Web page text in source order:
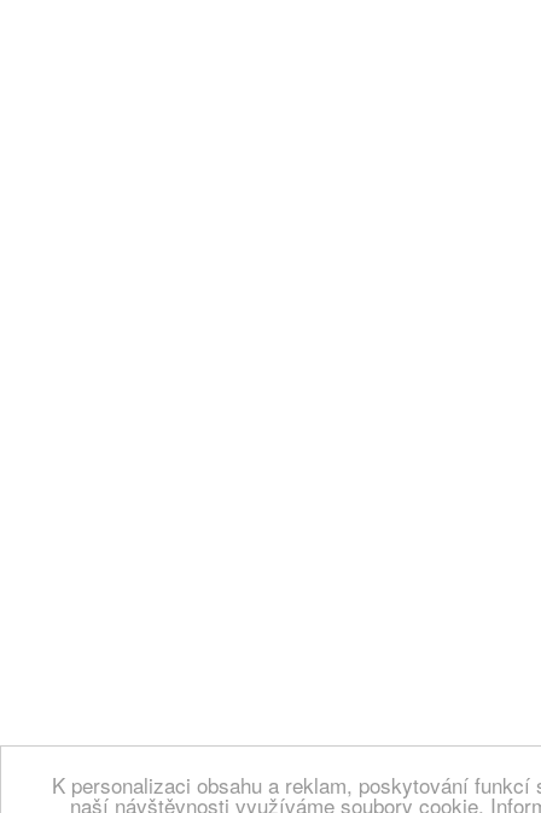
K personalizaci obsahu a reklam, poskytování
naší návštěvnosti využíváme soubory cookie.